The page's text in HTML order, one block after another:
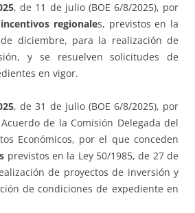
, de 11 de julio (BOE 6/8/2025), por
incentivos regionales, previstos en la
diciembre, para la realización de
y se resuelven solicitudes de
en vigor.
, de 31 de julio (BOE 6/8/2025), por
de la Comisión Delegada del
Económicos, por el que conceden
previstos en la Ley 50/1985, de 27 de
de proyectos de inversión y
de condiciones de expediente en